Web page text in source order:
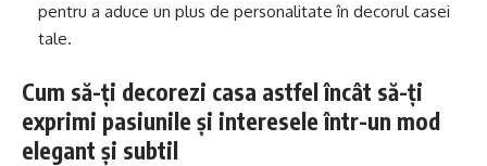
pentru a aduce un plus de personalitate în decorul casei
tale.
Cum să-ți decorezi casa astfel încât să-ți
exprimi pasiunile și interesele într-un mod
elegant și subtil